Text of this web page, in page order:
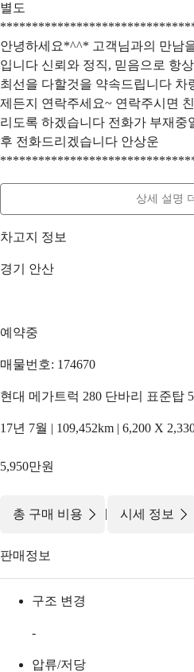
별도
안녕하세요*^^* 고객님과의 만남
입니다 신뢰와 정직, 믿음으로 항
최선을 다할것을 약속드립니다 차
제든지 연락주세요~ 연락주시면
리도록 하겠습니다 전화가 부재중
후 전화드리겠습니다 안상운
상세 설명
차고지 정보
경기 안산
예약중
매물번호: 174670
현대 메가트럭 280 단바리 표준탑
17년 7월 | 109,452km | 6,200 X
5,950만원
총 구매 비용 | 시세 정보
판매정보
구조 변경
-
압류/저당